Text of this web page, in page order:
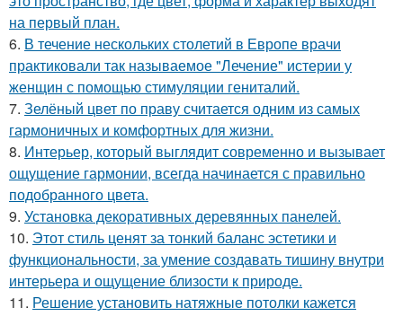
на первый план.
6. В течение нескольких столетий в Европе врачи
практиковали так называемое "Лечение" истерии у
женщин с помощью стимуляции гениталий.
7. Зелёный цвет по праву считается одним из самых
гармоничных и комфортных для жизни.
8. Интерьер, который выглядит современно и вызывает
ощущение гармонии, всегда начинается с правильно
подобранного цвета.
9. Установка декоративных деревянных панелей.
10. Этот стиль ценят за тонкий баланс эстетики и
функциональности, за умение создавать тишину внутри
интерьера и ощущение близости к природе.
11. Решение установить натяжные потолки кажется